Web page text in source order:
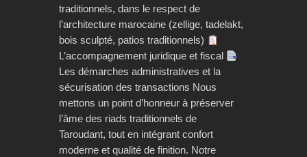
traditionnels, dans le respect de
l’architecture marocaine (zellige, tadelakt,
bois sculpté, patios traditionnels)
L’accompagnement juridique et fiscal
Les démarches administratives et la
sécurisation des transactions Nous
mettons un point d’honneur à préserver
l’âme des riads traditionnels de
Taroudant, tout en intégrant confort
moderne et qualité de finition. Notre